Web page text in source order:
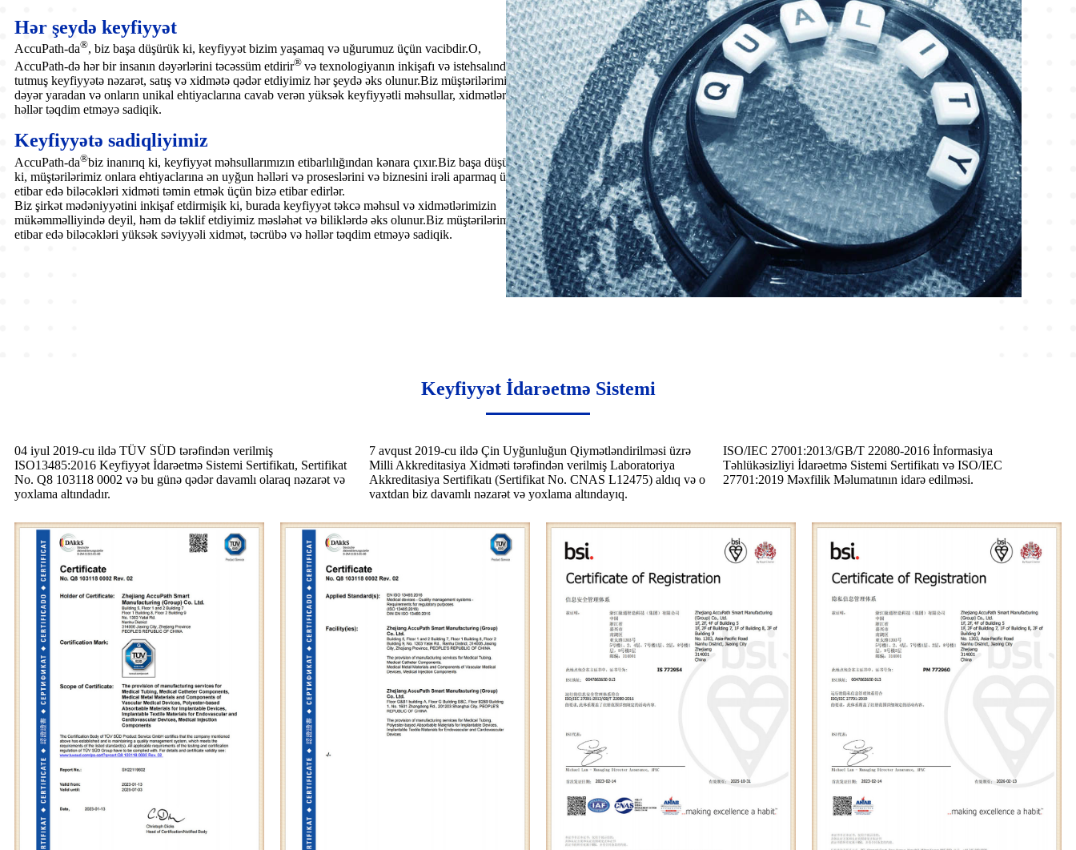
Hər şeydə keyfiyyət
AccuPath-da®, biz başa düşürük ki, keyfiyyət bizim yaşamaq və uğurumuz üçün vacibdir.O,
AccuPath-də hər bir insanın dəyərlərini təcəssüm etdirir® və texnologiyanın inkişafı və istehsalından
tutmuş keyfiyyətə nəzarət, satış və xidmətə qədər etdiyimiz hər şeydə əks olunur.Biz müştərilərimizə
dəyər yaradan və onların unikal ehtiyaclarına cavab verən yüksək keyfiyyətli məhsullar, xidmətlər və
həllər təqdim etməyə sadiqik.
Keyfiyyətə sadiqliyimiz
AccuPath-da®biz inanırıq ki, keyfiyyət məhsullarımızın etibarlılığından kənara çıxır.Biz başa düşürük
ki, müştərilərimiz onlara ehtiyaclarına ən uyğun həlləri və proseslərini və biznesini irəli aparmaq üçün
etibar edə biləcəkləri xidməti təmin etmək üçün bizə etibar edirlər.
Biz şirkət mədəniyyətini inkişaf etdirmişik ki, burada keyfiyyət təkcə məhsul və xidmətlərimizin
mükəmməlliyində deyil, həm də təklif etdiyimiz məsləhət və biliklərdə əks olunur.Biz müştərilərimizə
etibar edə biləcəkləri yüksək səviyyəli xidmət, təcrübə və həllər təqdim etməyə sadiqik.
Keyfiyyət İdarəetmə Sistemi
04 iyul 2019-cu ildə TÜV SÜD tərəfindən verilmiş
ISO13485:2016 Keyfiyyət İdarəetmə Sistemi Sertifikatı, Sertifikat
No. Q8 103118 0002 və bu günə qədər davamlı olaraq nəzarət və
yoxlama altındadır.
7 avqust 2019-cu ildə Çin Uyğunluğun Qiymətləndirilməsi üzrə
Milli Akkreditasiya Xidməti tərəfindən verilmiş Laboratoriya
Akkreditasiya Sertifikatı (Sertifikat No. CNAS L12475) aldıq və o
vaxtdan biz davamlı nəzarət və yoxlama altındayıq.
ISO/IEC 27001:2013/GB/T 22080-2016 İnformasiya
Təhlükəsizliyi İdarəetmə Sistemi Sertifikatı və ISO/IEC
27701:2019 Məxfilik Məlumatının idarə edilməsi.